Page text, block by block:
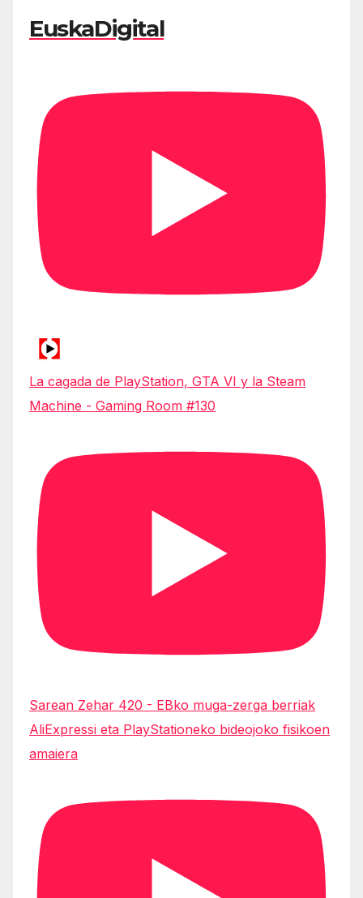
EuskaDigital
La cagada de PlayStation, GTA VI y la Steam
Machine - Gaming Room #130
Sarean Zehar 420 - EBko muga-zerga berriak
AliExpressi eta PlayStationeko bideojoko fisikoen
amaiera